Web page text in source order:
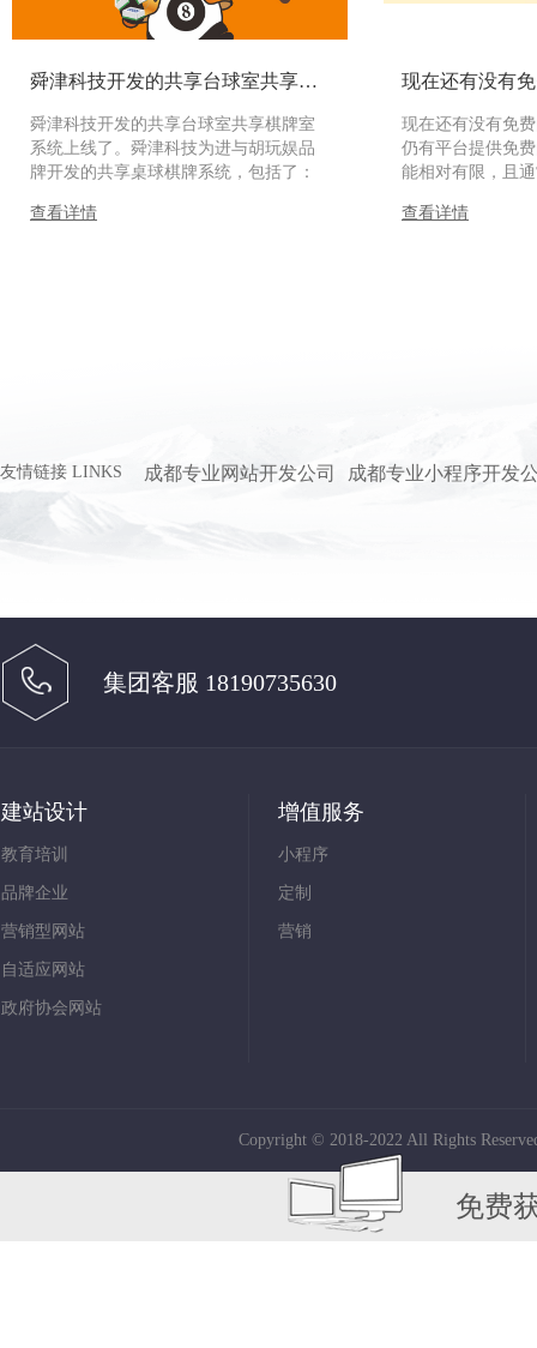
舜津科技开发的共享台球室共享棋牌室系统上线了
舜津科技开发的共享台球室共享棋牌室
系统上线了。舜津科技为进与胡玩娱品
牌开发的共享桌球棋牌系统，包括了：
持独立支付、多门店会员系统、优惠券
查看详情
现在还有没有
现在还有没有免
仍有平台提供免
能相对有限，且
础等。以下是一
查看详情
友情链接 LINKS 成都专业网站开发公司 成都专业小程序开发
集团客服 18190735630
建站设计
教育培训
品牌企业
营销型网站
自适应网站
政府协会网站
增值服务
小程序
定制
营销
Copyright © 2018-2022 All Rights
免费